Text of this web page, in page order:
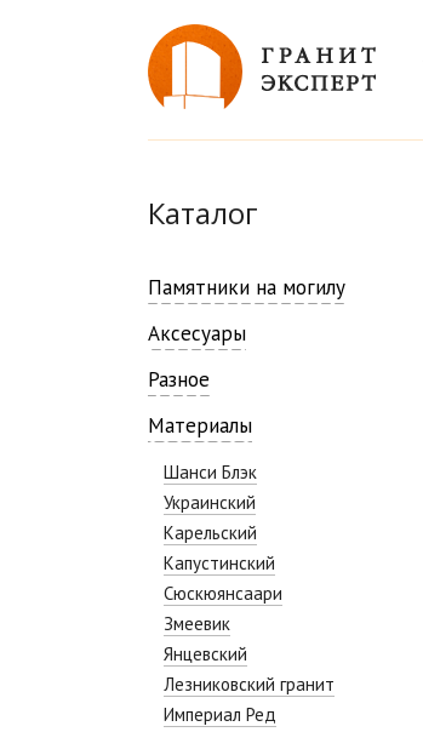
Каталог
Памятники на могилу
Аксесуары
Разное
Материалы
Шанси Блэк
Украинский
Карельский
Капустинский
Сюскюянсаари
Змеевик
Янцевский
Лезниковский гранит
Империал Ред